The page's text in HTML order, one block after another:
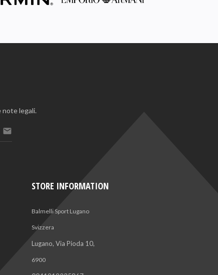
note legali.

STORE INFORMATION
Balmelli Sport Lugano
Svizzera
Lugano, Via Pioda 10,
6900